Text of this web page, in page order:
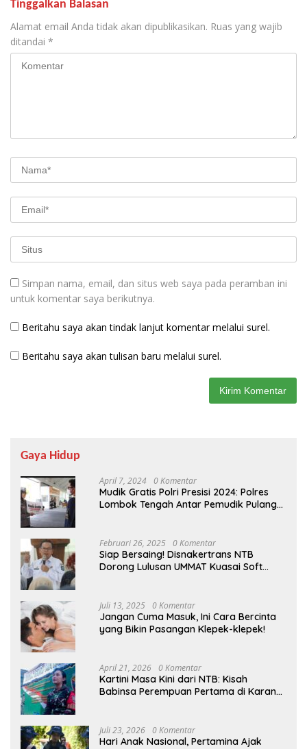
Tinggalkan Balasan
Alamat email Anda tidak akan dipublikasikan. Ruas yang wajib
ditandai *
Simpan nama, email, dan situs web saya pada peramban ini
untuk komentar saya berikutnya.
Beritahu saya akan tindak lanjut komentar melalui surel.
Beritahu saya akan tulisan baru melalui surel.
Gaya Hidup
April 7, 2024 0 Komentar
Mudik Gratis Polri Presisi 2024: Polres
Lombok Tengah Antar Pemudik Pulang
Februari 26, 2025 0 Komentar
Siap Bersaing! Disnakertrans NTB
Dorong Lulusan UMMAT Kuasai Soft
Juli 13, 2025 0 Komentar
Jangan Cuma Masuk, Ini Cara Bercinta
yang Bikin Pasangan Klepek-klepek!
April 21, 2026 0 Komentar
Kartini Masa Kini dari NTB: Kisah
Babinsa Perempuan Pertama di Karang
Juli 23, 2026 0 Komentar
Hari Anak Nasional, Pertamina Ajak